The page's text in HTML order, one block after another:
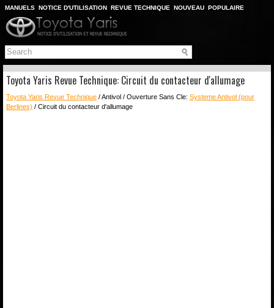
MANUELS NOTICE D'UTILISATION REVUE TECHNIQUE NOUVEAU POPULAIRE
PLAN DU SITE
CHERCHER
Toyota Yaris Revue Technique: Circuit du contacteur d'allumage
Toyota Yaris Revue Technique / Antivol / Ouverture Sans Cle: Systeme Antivol (pour
Berlines) / Circuit du contacteur d'allumage